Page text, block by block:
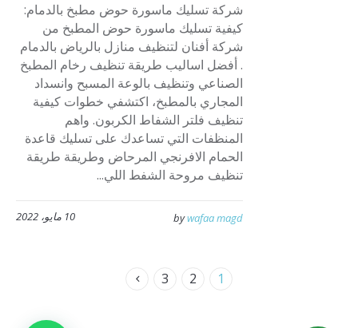
شركة تسليك ماسورة حوض مطبخ بالدمام:
كيفية تسليك ماسورة حوض المطبخ من
شركة أفنان لتنظيف منازل بالرياض بالدمام
. أفضل اساليب طريقة تنظيف رخام المطبخ
الصناعي وتنظيف بالوعة المسبح وانسداد
المجاري بالمطبخ، اكتشفي خطوات كيفية
تنظيف فلتر الشفاط الكربون. واهم
المنظفات التي تساعدك على تسليك قاعدة
الحمام الافرنجي المرحاض وطريقة طريقة
تنظيف مروحة الشفط اللي...
10 مايو، 2022 bywafaa magd
1
2
3